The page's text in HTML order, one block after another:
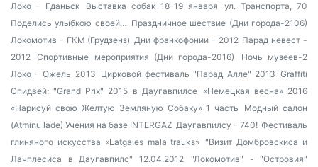
Локо - Гданьск
Выставка собак 18-19 января
ул. Транспорта, 70
Поделись улыбкою своей… Праздничное шествие (Дни города-2106)
Локомотив - ГКМ (Грудзенз) Дни франкофонии - 2012 Парад невест -
2012
Спортивные мероприятия (Дни города-2016)
Ночь музеев-2
Локо - Ожель 2013 Цирковой фестиваль "Парад Алле" 2013 Graffiti
Спидвей; "Grand Prix" 2015 в Даугавпилсе
«Немецкая весна» 2016
«Нарисуй свою Желтую Земляную Собаку» 1 часть
Модный салон
(Atminu lade) Учения на базе INTERGAZ Даугавпилсу - 740! Фестиваль
глиняного искусства «Latgales mala trauks» "Визит Домбровскиса и
Лачплесиса в Даугавпилс" 12.04.2012
"Локомотив" - "Островия"